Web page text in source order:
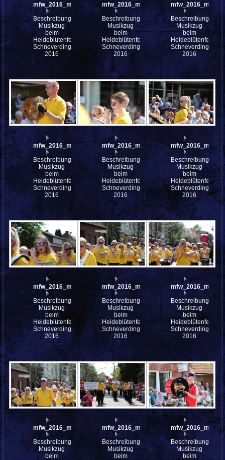
mfw_2016_mfw16_112845w
Beschreibung:
Musikzug
beim
Heideblütenfest
Schneverdingen
2016
mfw_2016_mfw16_112844w
Beschreibung:
Musikzug
beim
Heideblütenfest
Schneverdingen
2016
Beschreibung:
Musikzug
beim
Heideblütenfest
Schneverdingen
2016
mfw_2016_mfw16_112795w
Beschreibung:
Musikzug
beim
Heideblütenfest
Schneverdingen
2016
mfw_2016_mfw16_112793w
Beschreibung:
Musikzug
beim
Heideblütenfest
Schneverdingen
2016
Beschreibung:
Musikzug
beim
Heideblütenfest
Schneverdingen
2016
mfw_2016_mfw16_112791w
Beschreibung:
Musikzug
beim
Heideblütenfest
Schneverdingen
2016
mfw_2016_mfw16_112790w
Beschreibung:
Musikzug
beim
Heideblütenfest
Schneverdingen
2016
Beschreibung:
Musikzug
beim
Heideblütenfest
Schneverdingen
2016
mfw_2016_mfw16_112787w
Beschreibung:
Musikzug
beim
mfw_2016_mfw16_112786w
Beschreibung:
Musikzug
beim
Beschreibung:
Musikzug
beim